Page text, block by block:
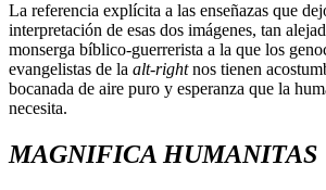
La referencia explícita a las enseñazas que
interpretación de esas dos imágenes, tan
monserga bíblico-guerrerista a la que los
evangelistas de la alt-rightnos tienen
bocanada de aire puro y esperanza que la
necesita.
MAGNIFICA HUMANITAS